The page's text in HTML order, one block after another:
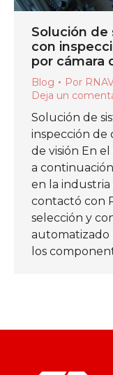
Solución
con
por cámara
Blog Por
Deja un
Solución de
inspección de
de visión En
a
en la industria
contactó con
selección y
automatizado
los